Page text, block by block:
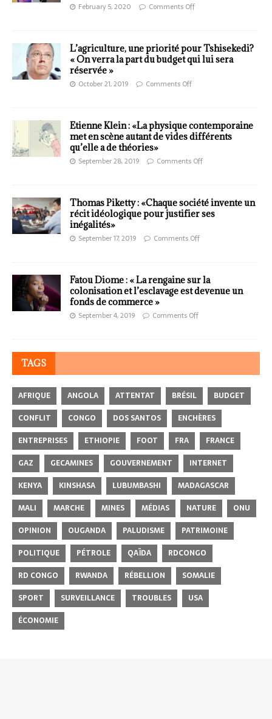
February 5, 2020 Comments Off
L’agriculture, une priorité pour Tshisekedi?
« On verra la part du budget qui lui sera
réservée »
October 21, 2019 Comments Off
Etienne Klein : «La physique contemporaine
met en scène autant de vides différents
qu’elle a de théories»
September 28, 2019 Comments Off
Thomas Piketty : «Chaque société invente un
récit idéologique pour justifier ses
inégalités»
September 17, 2019 Comments Off
Fatou Diome : « La rengaine sur la
colonisation et l’esclavage est devenue un
fonds de commerce »
September 4, 2019 Comments Off
TAGS
AFRIQUE ANGOLA ATTENTAT BRÉSIL
BUDGET
CONFLIT
CONGO DOS SANTOS
ENCHÈRES
ENTREPRISES
ETHIOPIE FOOT FRA
FRANCE
GAZ
GECAMINES GOUVERNEMENT
INTERNET
KENYA
KINSHASA LUBUMBASHI
MADAGASCAR
MALI
MARCHE MINES MÉDIAS NATURE
ONU
OPINION
OUGANDA PALUDISME
PATRIMOINE
POLITIQUE
PÉTROLE QAÏDA
RDCONGO
RD CONGO
RWANDA RÉBELLION
SOMALIE
SPORT
SURVEILLANCE TROUBLES
USA
ÉCONOMIE